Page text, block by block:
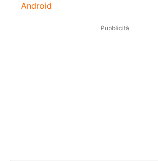
Android
Pubblicità